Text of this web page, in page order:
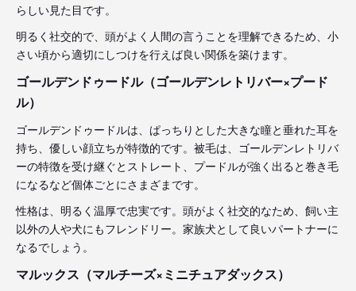
らしい見た目です。
明るく社交的で、頭がよく人間の言うことを理解できるため、小
さい頃から適切にしつけを行えば良い関係を築けます。
ゴールデンドゥードル（ゴールデンレトリバー×プード
ル）
ゴールデンドゥードルは、ぱっちりとした大きな瞳と垂れた耳を
持ち、優しい顔立ちが特徴的です。被毛は、ゴールデンレトリバ
ーの特徴を受け継ぐとストレート、プードルが強く出ると巻き毛
になるなど個体ごとにさまざまです。
性格は、明るく温厚で忠実です。頭がよく社交的なため、飼い主
以外の人や犬にもフレンドリー。家族犬として良いパートナーに
なるでしょう。
マルックス（マルチーズ×ミニチュアダックス）